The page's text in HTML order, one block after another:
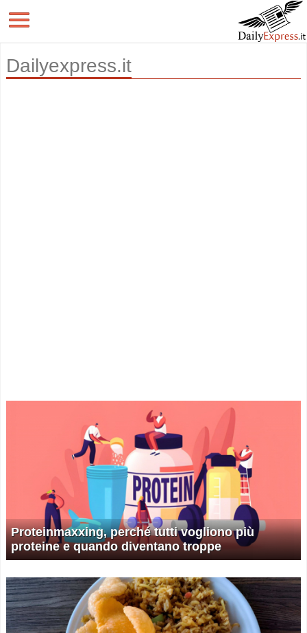
Dailyexpress.it
Proteinmaxxing, perché tutti vogliono più
proteine e quando diventano troppe